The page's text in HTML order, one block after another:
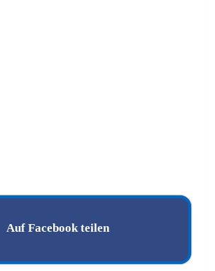
Auf Facebook teilen